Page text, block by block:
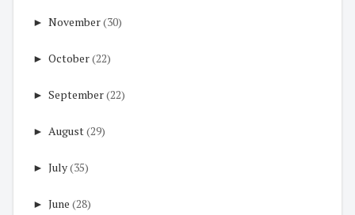
► November(30)
► October(22)
► September(22)
► August(29)
► July(35)
► June (28)